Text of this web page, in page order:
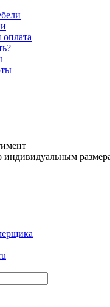
оплата
индивидуальным